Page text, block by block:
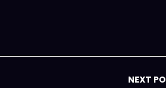
NEXT